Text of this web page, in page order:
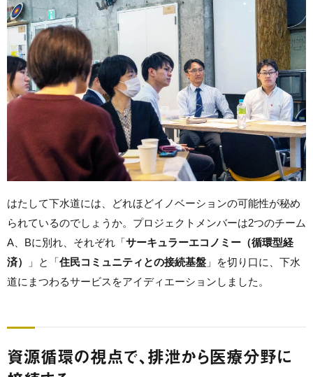
はたして下水道には、どれほどイノベーションの可能性が秘め
られているのでしょうか。プロジェクトメンバーは2つのチーム
A、Bに別れ、それぞれ「サーキュラーエコノミー（循環型経
済）
」と「住民コミュニティとの接続基盤 」を切り口に、下水
道にまつわるサービスをアイディエーションしました。
資源循環の視点で、排泄から医療分野に